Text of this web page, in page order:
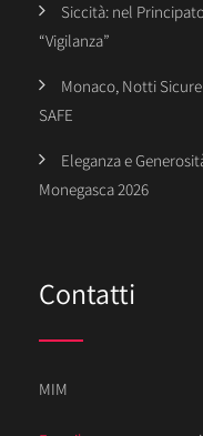
Siccità: nel
“Vigilanza”
Monaco, Notti
SAFE
Eleganza e
Monegasca 2026
Contatti
MIM